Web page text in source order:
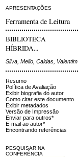
APRESENTAÇÕES
Ferramenta de Leitura
BIBLIOTECA
HÍBRIDA...
Silva, Mello, Caldas, Valentim
Resumo
Política de Avaliação
Exibir biografia do autor
Como citar este documento
Exibir metadados
Versão de Impressão
Enviar para outros*
E-mail ao autor*
Encontrando referências
PESQUISAR NA
CONFERÊNCIA